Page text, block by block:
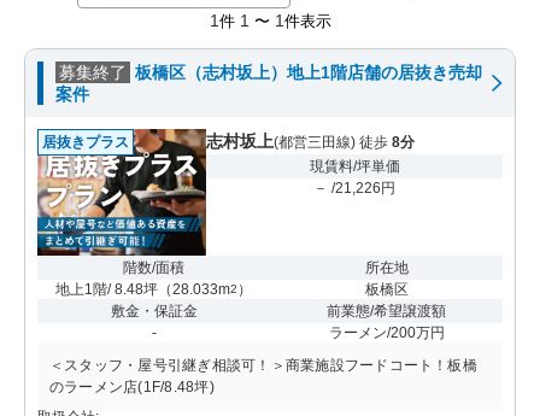
1 件 1 〜 1 件表示
募集終了 板橋区（志村坂上）地上1階店舗の居抜き売却
案件
居抜きプラス 志村坂上(都営三田線) 徒歩 8分
現賃料/坪単価
－ /21,226円
階数/面積
地上1階/ 8.48坪 （28.033m2 ）
所在地
板橋区
敷金・保証金
-
前業態/希望譲渡額
ラーメン/200万円
＜スタッフ・屋号引継ぎ相談可！＞商業施設フードコート！板橋
のラーメン店(1F/8.48坪)